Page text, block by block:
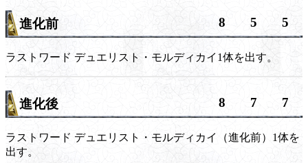
進化前 8 5 5
ラストワード デュエリスト・モルディカイ1体を出す。
進化後 8 7 7
ラストワード デュエリスト・モルディカイ（進化前）1体を
出す。